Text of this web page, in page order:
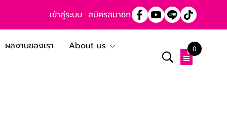
เข้าสู่ระบบ สมัครสมาชิก
ผลงานของเรา
About us
0